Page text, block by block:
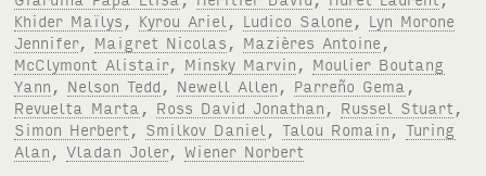
Khider Maïlys , Kyrou Ariel , Ludico Salone , Lyn Morone
Jennifer, Maigret Nicolas , Mazières Antoine ,
McClymont Alistair, Minsky Marvin , Moulier Boutang
Yann , Nelson Tedd , Newell Allen , Parreño Gema ,
Revuelta Marta , Ross David Jonathan , Russel Stuart ,
Simon Herbert , Smilkov Daniel ,Talou Romain ,Turing
Alan ,Vladan Joler,Wiener Norbert